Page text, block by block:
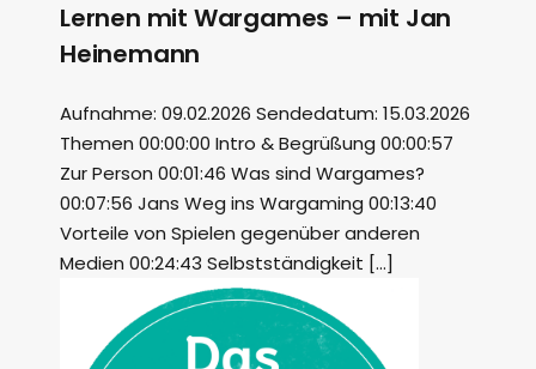
Lernen mit Wargames – mit Jan
Heinemann
Aufnahme: 09.02.2026 Sendedatum: 15.03.2026
Themen 00:00:00 Intro & Begrüßung 00:00:57
Zur Person 00:01:46 Was sind Wargames?
00:07:56 Jans Weg ins Wargaming 00:13:40
Vorteile von Spielen gegenüber anderen
Medien 00:24:43 Selbstständigkeit […]